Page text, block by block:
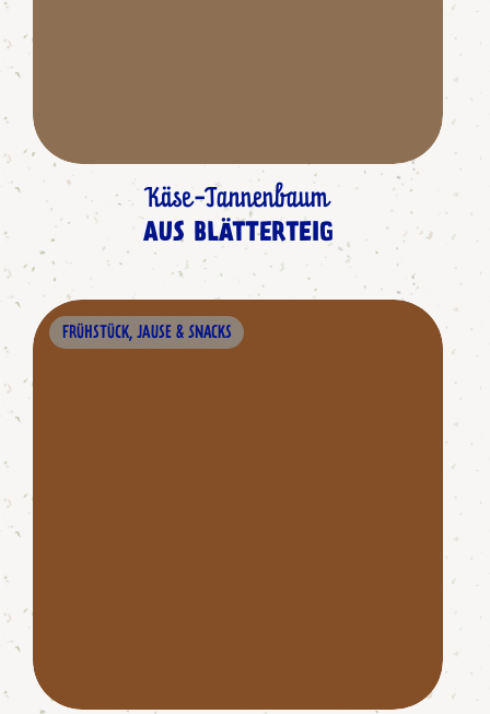
Käse-Tannenbaum
AUS BLÄTTERTEIG
FRÜHSTÜCK, JAUSE & SNACKS